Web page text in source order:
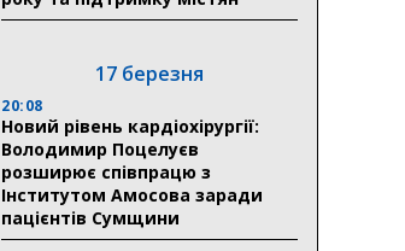
17 березня
20:08
Новий рівень кардіохірургії:
Володимир Поцелуєв
розширює співпрацю з
Інститутом Амосова заради
пацієнтів Сумщини